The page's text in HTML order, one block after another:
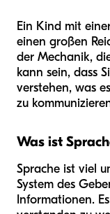
Ein Kind mit
einen großen
der Mechanik,
kann sein, dass
verstehen, was
zu
Was ist
Sprache ist viel
System des
Informationen.